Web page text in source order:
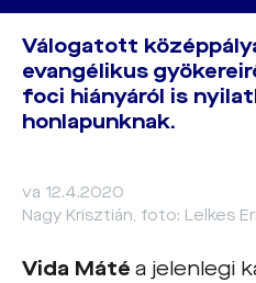
Válogatott
evangélikus
foci hiányáról is
honlapunknak.
va 12.4.2020
Nagy Krisztián, foto: Lelkes
Vida Máté a jelenlegi